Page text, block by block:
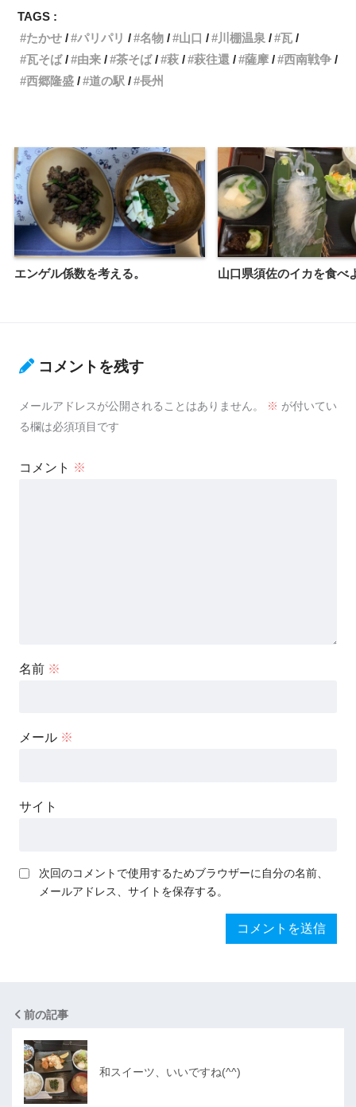
TAGS :
たかせ
パリパリ 名物 山口 川棚温泉
瓦
瓦そば
由来 茶そば 萩 萩往還 薩摩
西南戦争
西郷隆盛
道の駅 長州
エンゲル係数を考える。 山口県須佐のイカを食べ
コメントを残す
メールアドレスが公開されることはありません。 ※ が付いてい
る欄は必須項目です
コメント ※
名前 ※
メール ※
サイト
次回のコメントで使用するためブラウザーに自分の名前、
メールアドレス、サイトを保存する。
前の記事
和スイーツ、いいですね(^^)